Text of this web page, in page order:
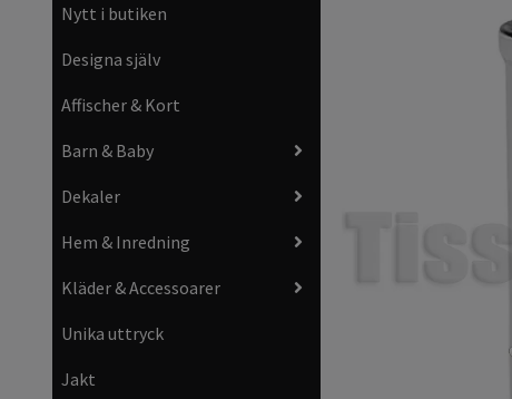
Nytt i butiken
Designa själv
Affischer & Kort
Barn & Baby
Dekaler
Hem & Inredning
Kläder & Accessoarer
Unika uttryck
Jakt